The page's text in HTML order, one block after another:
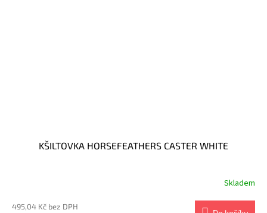
KŠILTOVKA HORSEFEATHERS CASTER WHITE
Skladem
495,04 Kč bez DPH